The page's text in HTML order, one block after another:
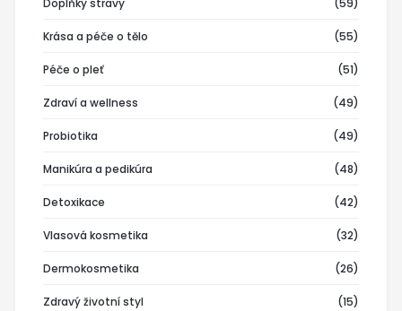
Doplňky stravy (59)
Krása a péče o tělo (55)
Péče o pleť (51)
Zdraví a wellness (49)
Probiotika (49)
Manikúra a pedikúra (48)
Detoxikace (42)
Vlasová kosmetika (32)
Dermokosmetika (26)
Zdravý životní styl (15)